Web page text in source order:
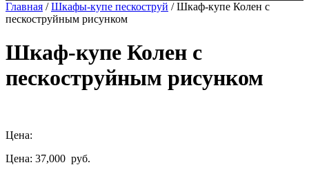
Главная /Шкафы-купе пескоструй / Шкаф-купе Колен с
пескоструйным рисунком
Шкаф-купе Колен с
пескоструйным рисунком
Цена:
Цена: 37,000 руб.